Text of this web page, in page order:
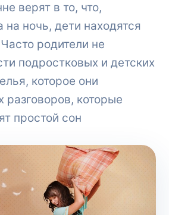
верят в то, что,
на ночь, дети находятся
родители не
подростковых и детских
которое они
разговоров, которые
простой сон